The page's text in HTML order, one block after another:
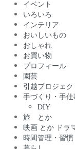
イベント
いろいろ
インテリア
おいしいもの
おしゃれ
お買い物
プロフィール
園芸
引越プロジェク
手づくり・手
DIY
旅 とか
映画 とか ドラ
時間管理・習慣